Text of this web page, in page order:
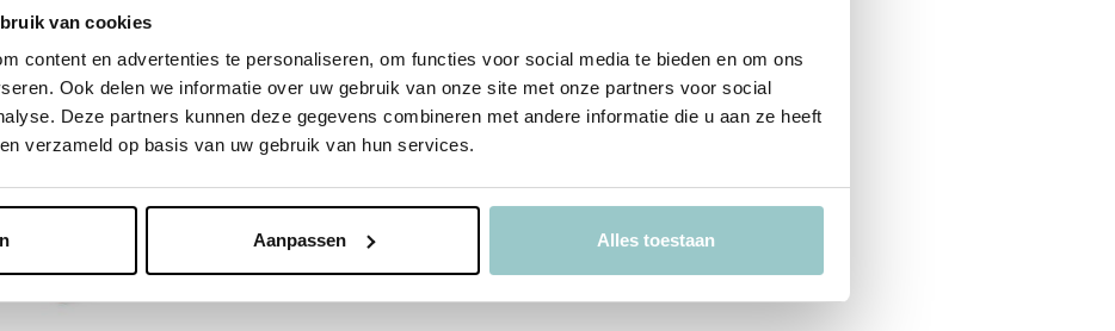
van cookies
content en advertenties te personaliseren, om functies voor social media te bieden en om ons
Ook delen we informatie over uw gebruik van onze site met onze partners voor social
Deze partners kunnen deze gegevens combineren met andere informatie die u aan ze heeft
verzameld op basis van uw gebruik van hun services.
Aanpassen Alles toestaan